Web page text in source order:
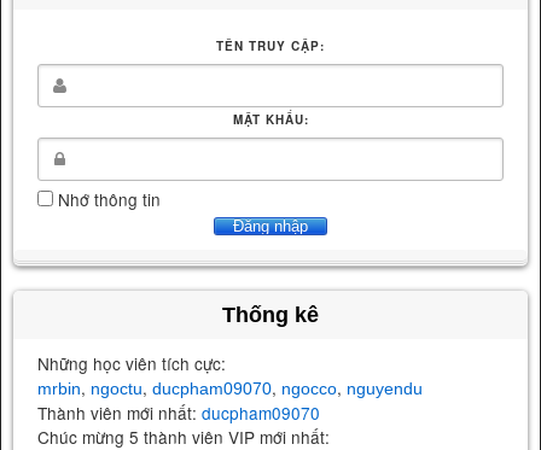
TÊN TRUY CẬP:
MẬT KHẨU:
Nhớ thông tin
Thống kê
Những học viên tích cực:
mrbin, ngoctu, ducpham09070, ngocco, nguyendu
Thành viên mới nhất: ducpham09070
Chúc mừng 5 thành viên VIP mới nhất: